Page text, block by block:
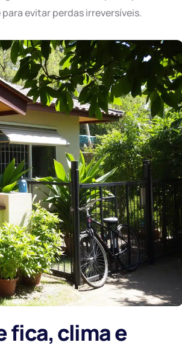
evitar perdas irreversíveis.
fica, clima e